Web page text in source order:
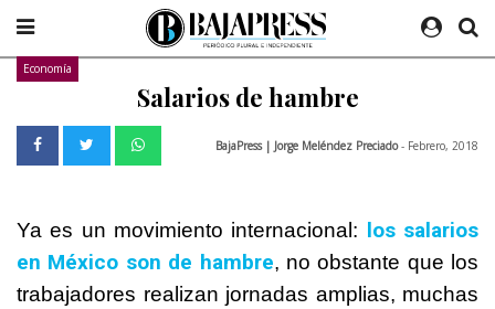
Economía
Salarios de hambre
BajaPress | Jorge Meléndez Preciado - Febrero, 2018
Ya es un movimiento internacional: los salarios
en México son de hambre, no obstante que los
trabajadores realizan jornadas amplias, muchas